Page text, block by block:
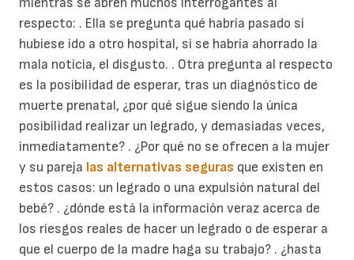
respecto: . Ella se pregunta qué habría pasado si
hubiese ido a otro hospital, si se habría ahorrado la
mala noticia, el disgusto. . Otra pregunta al respecto
es la posibilidad de esperar, tras un diagnóstico de
muerte prenatal, ¿por qué sigue siendo la única
posibilidad realizar un legrado, y demasiadas veces,
inmediatamente? . ¿Por qué no se ofrecen a la mujer
y su pareja las alternativas seguras que existen en
estos casos: un legrado o una expulsión natural del
bebé? . ¿dónde está la información veraz acerca de
los riesgos reales de hacer un legrado o de esperar a
que el cuerpo de la madre haga su trabajo? . ¿hasta